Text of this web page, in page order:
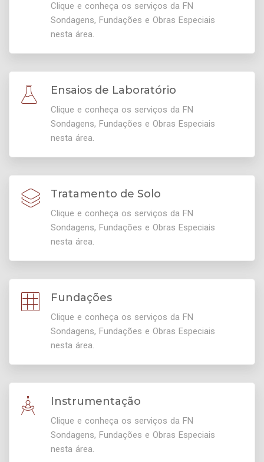
Clique e conheça os serviços da FN
Sondagens, Fundações e Obras Especiais
nesta área.
Ensaios de Laboratório
Clique e conheça os serviços da FN
Sondagens, Fundações e Obras Especiais
nesta área.
Tratamento de Solo
Clique e conheça os serviços da FN
Sondagens, Fundações e Obras Especiais
nesta área.
Fundações
Clique e conheça os serviços da FN
Sondagens, Fundações e Obras Especiais
nesta área.
Instrumentação
Clique e conheça os serviços da FN
Sondagens, Fundações e Obras Especiais
nesta área.